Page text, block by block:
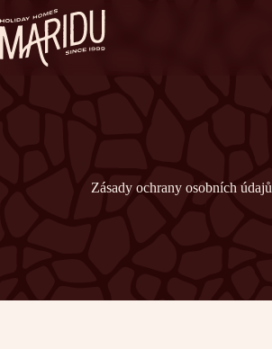
na
obsah
Zásady ochrany osobních údajů